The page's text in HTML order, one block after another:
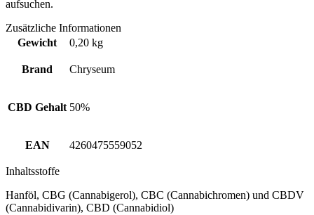
aufsuchen.
Zusätzliche Informationen
Gewicht
0,20 kg
Brand Chryseum
CBD Gehalt 50%
EAN 4260475559052
Inhaltsstoffe
Hanföl, CBG (Cannabigerol), CBC (Cannabichromen) und CBDV
(Cannabidivarin), CBD (Cannabidiol)